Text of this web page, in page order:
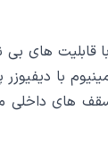
که با قابلیت
می‌کند. از جنس
پنل با زاویه نوردهی